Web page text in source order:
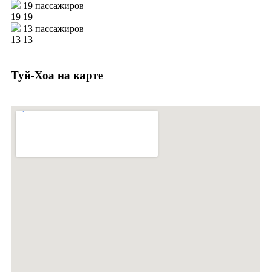
19 пассажиров
19 19
13 пассажиров
13 13
Туй-Хоа на карте